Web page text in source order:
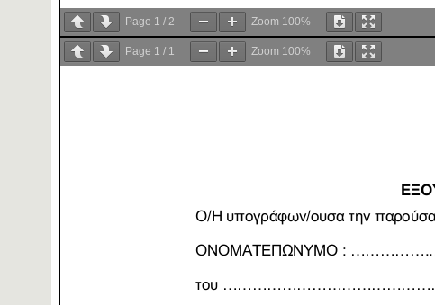
Page 1 /2 Zoom 100%
Page 1 / 1 Zoom 100%